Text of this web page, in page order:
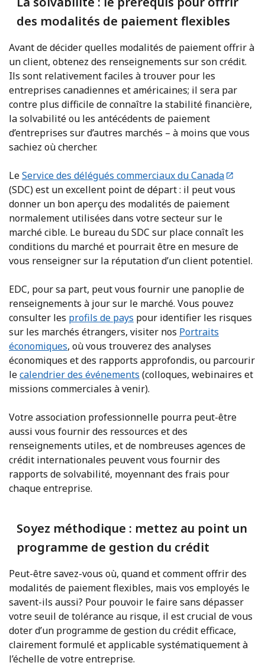
des modalités de paiement flexibles
Avant de décider quelles modalités de paiement offrir à
un client, obtenez des renseignements sur son crédit.
Ils sont relativement faciles à trouver pour les
entreprises canadiennes et américaines; il sera par
contre plus difficile de connaître la stabilité financière,
la solvabilité ou les antécédents de paiement
d’entreprises sur d’autres marchés – à moins que vous
sachiez où chercher.
LeService des délégués commerciaux du Canada
(SDC) est un excellent point de départ : il peut vous
donner un bon aperçu des modalités de paiement
normalement utilisées dans votre secteur sur le
marché cible. Le bureau du SDC sur place connaît les
conditions du marché et pourrait être en mesure de
vous renseigner sur la réputation d’un client potentiel.
EDC, pour sa part, peut vous fournir une panoplie de
renseignements à jour sur le marché. Vous pouvez
consulter les profils de pays pour identifier les risques
sur les marchés étrangers, visiter nos Portraits
économiques, où vous trouverez des analyses
économiques et des rapports approfondis, ou parcourir
lecalendrier des événements (colloques, webinaires et
missions commerciales à venir).
Votre association professionnelle pourra peut-être
aussi vous fournir des ressources et des
renseignements utiles, et de nombreuses agences de
crédit internationales peuvent vous fournir des
rapports de solvabilité, moyennant des frais pour
chaque entreprise.
Soyez méthodique : mettez au point un
programme de gestion du crédit
Peut-être savez-vous où, quand et comment offrir des
modalités de paiement flexibles, mais vos employés le
savent-ils aussi? Pour pouvoir le faire sans dépasser
votre seuil de tolérance au risque, il est crucial de vous
doter d’un programme de gestion du crédit efficace,
clairement formulé et applicable systématiquement à
l’échelle de votre entreprise.